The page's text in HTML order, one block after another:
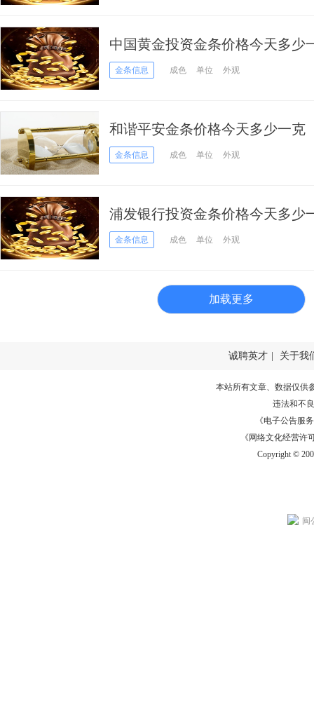
中国黄金投资金条价格今天多少
金条信息 成色 单位 外观
和谐平安金条价格今天多少一克
金条信息 成色 单位 外观
浦发银行投资金条价格今天多少
金条信息 成色 单位 外观
加载更多
诚聘英才 关于我
本站所有文章、数据仅供
违法和不
《电子公告服务
《网络文化经营许
Copyright ©
闽